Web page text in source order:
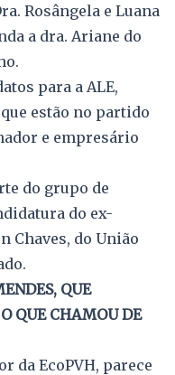
Rosângela e Luana
a dra. Ariane do
para a ALE,
estão no partido
e empresário
do grupo de
do ex-
Chaves, do União
QUE
QUE CHAMOU DE
da EcoPVH, parece